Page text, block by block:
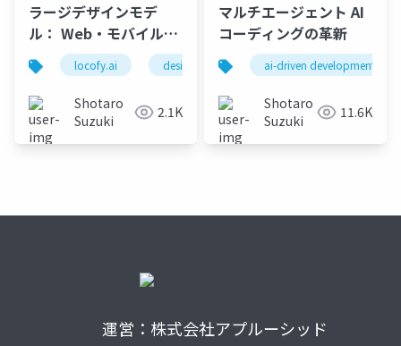
ラージデザインモデ
ル： Web・モバイルア
プリ開発の未来 on
Vibe Coding Catfe
locofy.ai designtocode figma adobexd
Shotaro
Suzuki
2.1K
マルチエージェント AI
コーディングの革新
ai-driven development
Shotaro
Suzuki
11.6K
運営：株式会社アプルーシッド